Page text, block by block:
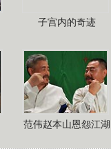
子宫内的奇迹
范伟赵本山恩怨江湖